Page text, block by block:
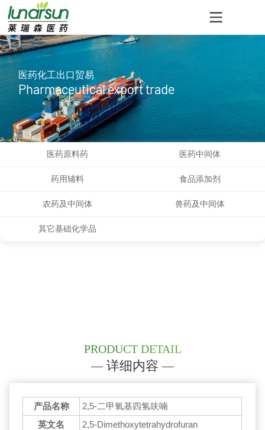
医药化工出口贸易
Pharmaceutical export trade
医药原料药 医药中间体
药用辅料 食品添加剂
农药及中间体 兽药及中间体
其它基础化学品
PRODUCT DETAIL
详细内容
产品名称
2,5-二甲氧基四氢呋喃
英文名
2,5-Dimethoxytetrahydrofuran